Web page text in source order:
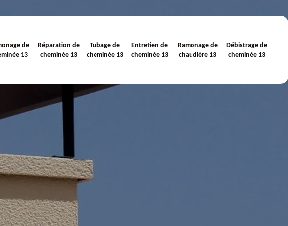
de
13
Réparation de
cheminée 13
Tubage de
cheminée 13
Entretien de
cheminée 13
Ramonage de
chaudière 13
Débistrage de
cheminée 13